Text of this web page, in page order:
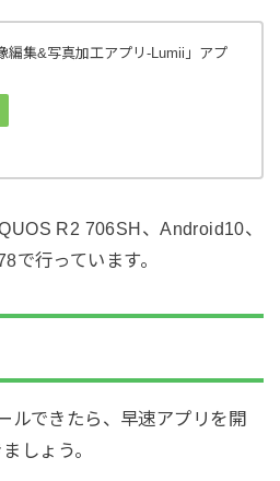
編集&写真加工アプリ-Lumii」アプ
R2 706SH、Android10、
で行っています。
ルできたら、早速アプリを開
しょう。